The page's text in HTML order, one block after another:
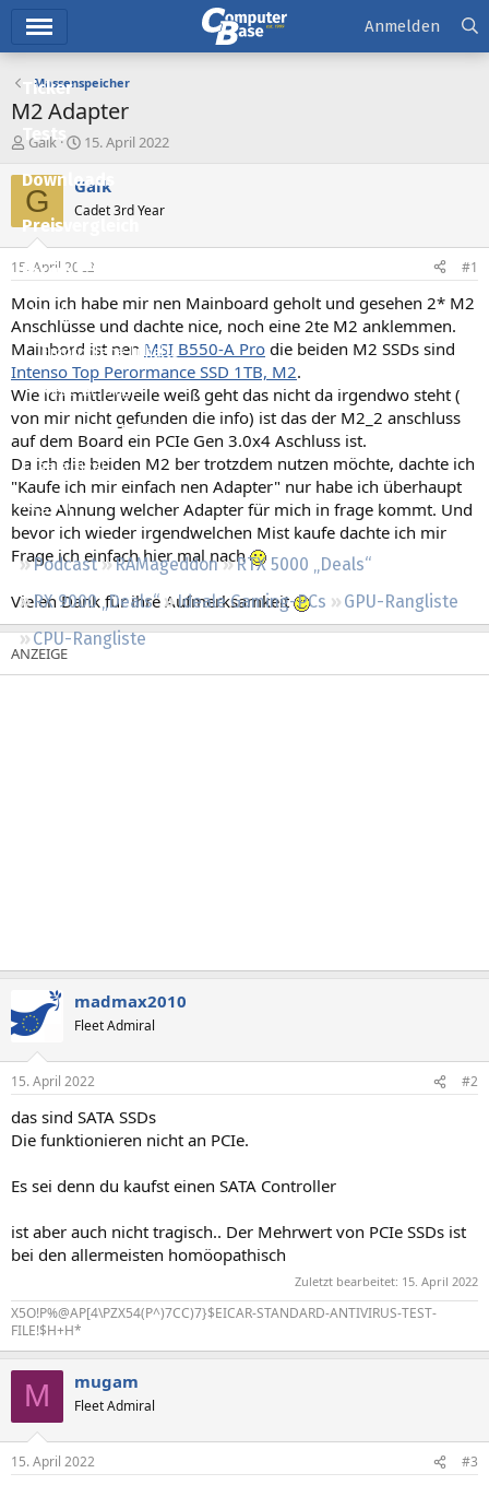
Ticker
Tests
Downloads
Preisvergleich
Forum
Aktuelles
Empfohlene Inhalte
Neue Beiträge
Neueste Aktivitäten
Leserartikel
Regeln
Podcast RAMageddon
RTX 5000 „Deals“
RX 9000 „Deals“
Ideale Gaming-PCs
GPU-Rangliste
CPU-Rangliste
Anmelden
Massenspeicher
M2 Adapter
E
s
t
e
e
r
Gaik
E
s
e
t
a
15. April 2022
G Gaik
Cadet 3rd Year
15. April 2022 #1
Moin ich habe mir nen Mainboard geholt und gesehen 2* M2
Anschlüsse und dachte nice, noch eine 2te M2 anklemmen.
Mainbord ist nen MSI B550-A Pro die beiden M2 SSDs sind
Intenso Top Perormance SSD 1TB, M2.
Wie ich mittlerweile weiß geht das nicht da irgendwo steht (
von mir nicht gefunden die info) ist das der M2_2 anschluss
auf dem Board ein PCIe Gen 3.0x4 Aschluss ist.
Da ich die beiden M2 ber trotzdem nutzen möchte, dachte ich
"Kaufe ich mir einfach nen Adapter" nur habe ich überhaupt
keine Ahnung welcher Adapter für mich in frage kommt. Und
bevor ich wieder irgendwelchen Mist kaufe dachte ich mir
Frage ich einfach hier mal nach
Vielen Dank für ihre Aufmerksamkeit
madmax2010
Fleet Admiral
15. April 2022 #2
das sind SATA SSDs
Die funktionieren nicht an PCIe.
Es sei denn du kaufst einen SATA Controller
ist aber auch nicht tragisch.. Der Mehrwert von PCIe SSDs ist
bei den allermeisten homöopathisch
Zuletzt bearbeitet: 15. April 2022
X5O!P%@AP[4\PZX54(P^)7CC)7}$EICAR-STANDARD-ANTIVIRUS-TEST-
FILE!$H+H*
M mugam
Fleet Admiral
15. April 2022 #3